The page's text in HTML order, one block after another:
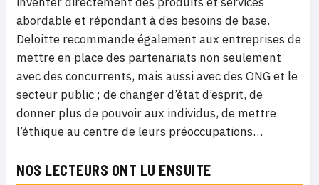
abordable et répondant à des besoins de base.
Deloitte recommande également aux entreprises de
mettre en place des partenariats non seulement
avec des concurrents, mais aussi avec des ONG et le
secteur public ; de changer d’état d’esprit, de
donner plus de pouvoir aux individus, de mettre
l’éthique au centre de leurs préoccupations…
NOS LECTEURS ONT LU ENSUITE